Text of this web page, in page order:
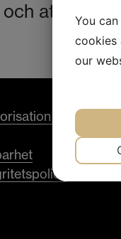
att vi är
&
You
cookies
our